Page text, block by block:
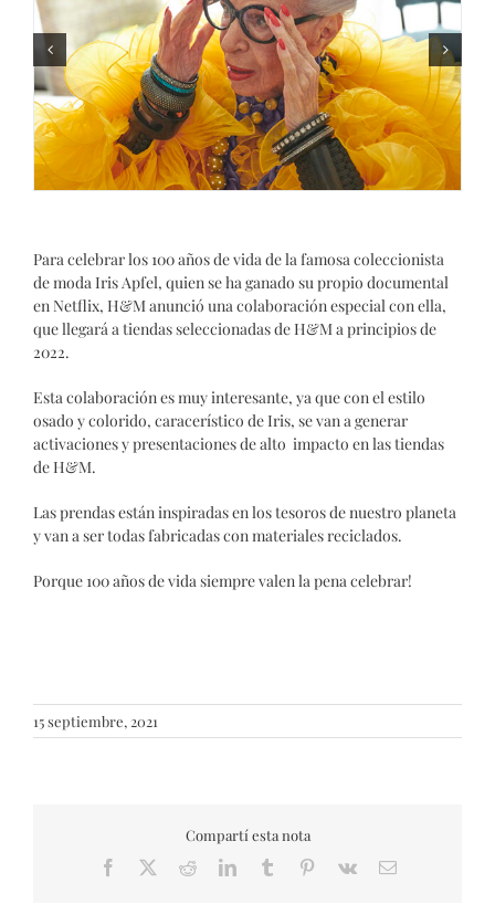
Para celebrar los 100 años de vida de la famosa coleccionista
de moda Iris Apfel, quien se ha ganado su propio documental
en Netflix, H&M anunció una colaboración especial con ella,
que llegará a tiendas seleccionadas de H&M a principios de
2022.
Esta colaboración es muy interesante, ya que con el estilo
osado y colorido, caracerístico de Iris, se van a generar
activaciones y presentaciones de alto impacto en las tiendas
de H&M.
Las prendas están inspiradas en los tesoros de nuestro planeta
y van a ser todas fabricadas con materiales reciclados.
Porque 100 años de vida siempre valen la pena celebrar!
15 septiembre, 2021
Compartí esta nota
Facebook RedditLinkedInTumblr Pinterest
Vk Email